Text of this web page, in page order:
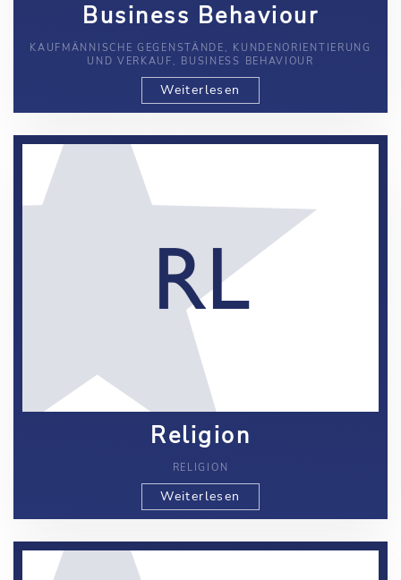
Business Behaviour
KAUFMÄNNISCHE GEGENSTÄNDE, KUNDENORIENTIERUNG
UND VERKAUF, BUSINESS BEHAVIOUR
Weiterlesen
Religion
RELIGION
Weiterlesen